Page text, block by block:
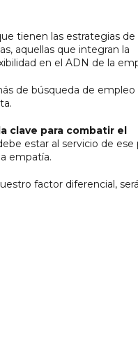
tienen las estrategias de
aquellas que integran la
en el ADN de la
de búsqueda de empleo
clave para combatir el
estar al servicio de ese
empatía.
factor diferencial,